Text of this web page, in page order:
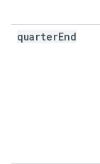
quarterEnd